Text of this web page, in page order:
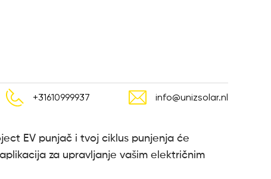
+31610999937 info@unizsolar.nl
EV punjač i tvoj ciklus punjenja će
za upravljanje vašim električnim